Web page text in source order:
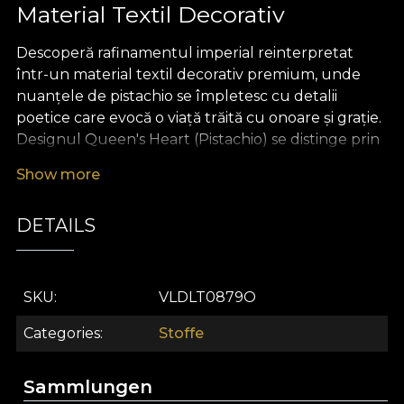
Material Textil Decorativ
Descoperă rafinamentul imperial reinterpretat
într-un material textil decorativ premium, unde
nuanțele de pistachio se împletesc cu detalii
poetice care evocă o viață trăită cu onoare și grație.
Designul Queen's Heart (Pistachio) se distinge prin
decor ce inspiră eleganță și un aer de poveste.
zi, amintindu-ți că frumusețea autentică izvorăște
din valorile interioare.
versatilitatea în design interior. Poate fi utilizat cu
ușurință pentru a crea draperii spectaculoase,
tapițerii sofisticate pentru mobilier, perne
orice spațiu într-un refugiu al eleganței. De
Show more
DETAILS
SKU VLDLT0879O
Categories Stoffe
Sammlungen